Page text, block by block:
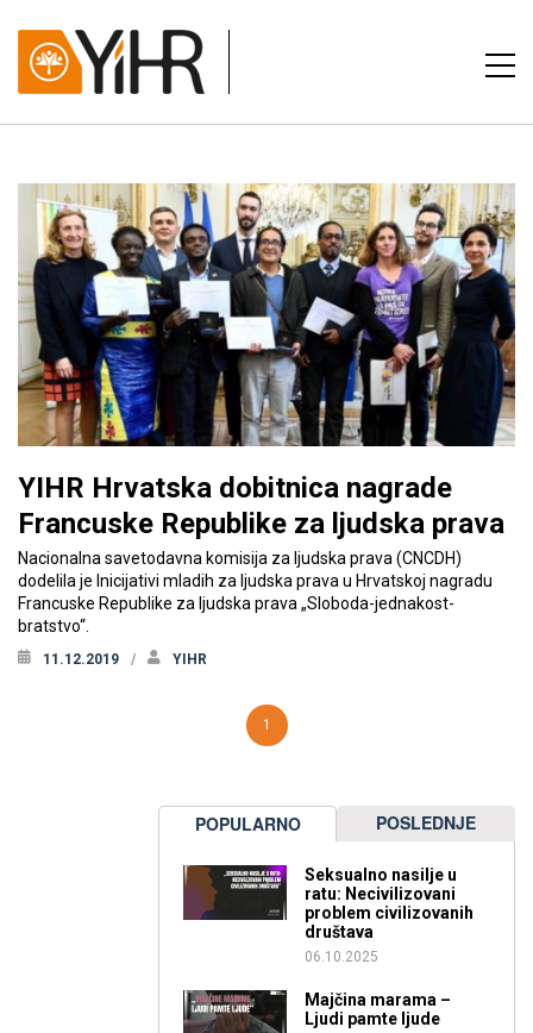
YIHR Hrvatska dobitnica nagrade
Francuske Republike za ljudska prava
Nacionalna savetodavna komisija za ljudska prava (CNCDH)
dodelila je Inicijativi mladih za ljudska prava u Hrvatskoj nagradu
Francuske Republike za ljudska prava „Sloboda-jednakost-
bratstvo“.
11.12.2019 YIHR
1
POPULARNO POSLEDNJE
Seksualno nasilje u
ratu: Necivilizovani
problem civilizovanih
društava
06.10.2025
Majčina marama –
Ljudi pamte ljude